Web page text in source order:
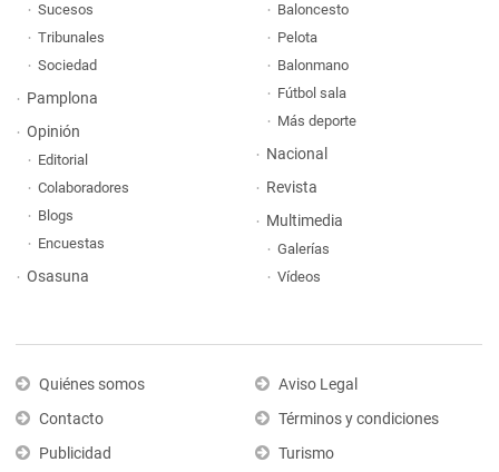
Sucesos
Tribunales
Sociedad
Pamplona
Opinión
Editorial
Colaboradores
Blogs
Encuestas
Osasuna
Baloncesto
Pelota
Balonmano
Fútbol sala
Más deporte
Nacional
Revista
Multimedia
Galerías
Vídeos
Quiénes somos
Contacto
Publicidad
Aviso Legal
Términos y condiciones
Turismo